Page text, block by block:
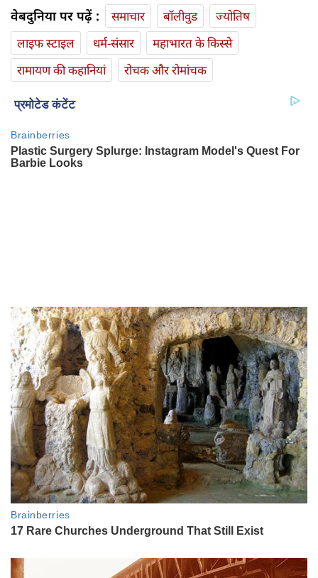
वेबदुनिया पर पढ़ें : समाचार बॉलीवुड
ज्योतिष
लाइफ स्‍टाइल
धर्म-संसार
महाभारत के किस्से
रामायण की कहानियां
रोचक और रोमांचक